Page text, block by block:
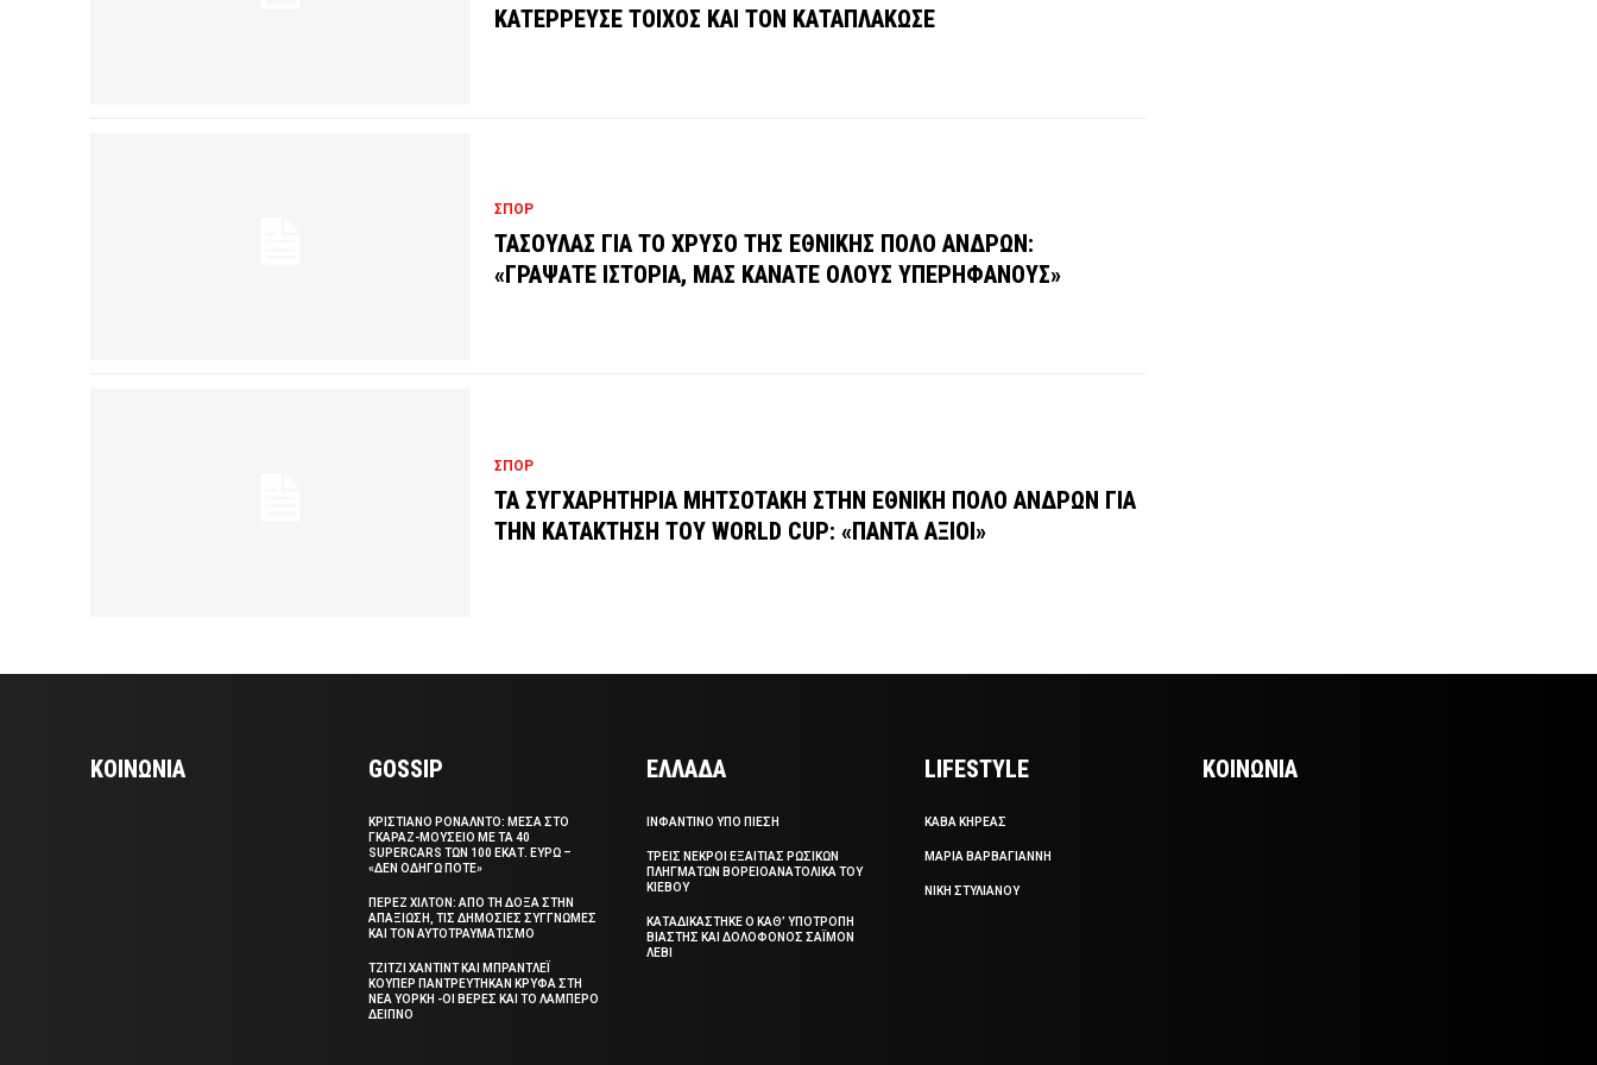
ΚΑΤΕΡΡΕΥΣΕ ΤΟΙΧΟΣ ΚΑΙ ΤΟΝ ΚΑΤΑΠΛΑΚΩΣΕ
ΣΠΟΡ
ΤΑΣΟΥΛΑΣ ΓΙΑ ΤΟ ΧΡΥΣΟ ΤΗΣ ΕΘΝΙΚΗΣ ΠΟΛΟ ΑΝΔΡΩΝ:
«ΓΡΑΨΑΤΕ ΙΣΤΟΡΙΑ, ΜΑΣ ΚΑΝΑΤΕ ΟΛΟΥΣ ΥΠΕΡΗΦΑΝΟΥΣ»
ΣΠΟΡ
ΤΑ ΣΥΓΧΑΡΗΤΗΡΙΑ ΜΗΤΣΟΤΑΚΗ ΣΤΗΝ ΕΘΝΙΚΗ ΠΟΛΟ ΑΝΔΡΩΝ ΓΙΑ
ΤΗΝ ΚΑΤΑΚΤΗΣΗ ΤΟΥ WORLD CUP: «ΠΑΝΤΑ ΑΞΙΟΙ»
ΚΟΙΝΩΝΙΑ GOSSIP
ΚΡΙΣΤΙΑΝΟ ΡΟΝΑΛΝΤΟ: ΜΕΣΑ ΣΤΟ
ΓΚΑΡΑΖ-ΜΟΥΣΕΙΟ ΜΕ ΤΑ 40
SUPERCARS ΤΩΝ 100 ΕΚΑΤ. ΕΥΡΩ –
«ΔΕΝ ΟΔΗΓΩ ΠΟΤΕ»
ΠΕΡΕΖ ΧΙΛΤΟΝ: ΑΠΟ ΤΗ ΔΟΞΑ ΣΤΗΝ
ΑΠΑΞΙΩΣΗ, ΤΙΣ ΔΗΜΟΣΙΕΣ ΣΥΓΓΝΩΜΕΣ
ΚΑΙ ΤΟΝ ΑΥΤΟΤΡΑΥΜΑΤΙΣΜΟ
ΤΖΙΤΖΙ ΧΑΝΤΙΝΤ ΚΑΙ ΜΠΡΑΝΤΛΕΪ
ΚΟΥΠΕΡ ΠΑΝΤΡΕΥΤΗΚΑΝ ΚΡΥΦΑ ΣΤΗ
ΝΕΑ ΥΟΡΚΗ -ΟΙ ΒΕΡΕΣ ΚΑΙ ΤΟ ΛΑΜΠΕΡΟ
ΔΕΙΠΝΟ
ΕΛΛΑΔΑ
ΙΝΦΑΝΤΙΝΟ ΥΠΟ ΠΙΕΣΗ
ΤΡΕΙΣ ΝΕΚΡΟΙ ΕΞΑΙΤΙΑΣ ΡΩΣΙΚΩΝ
ΠΛΗΓΜΑΤΩΝ ΒΟΡΕΙΟΑΝΑΤΟΛΙΚΑ ΤΟΥ
ΚΙΕΒΟΥ
ΚΑΤΑΔΙΚΑΣΤΗΚΕ Ο ΚΑΘ’ ΥΠΟΤΡΟΠΗ
ΒΙΑΣΤΗΣ ΚΑΙ ΔΟΛΟΦΟΝΟΣ ΣΑΪΜΟΝ
ΛΕΒΙ
LIFESTYLE
ΚΑΒΑ ΚΗΡΕΑΣ
ΜΑΡΙΑ ΒΑΡΒΑΓΙΑΝΝΗ
ΝΙΚΗ ΣΤΥΛΙΑΝΟΥ
ΚΟΙΝΩΝΙΑ